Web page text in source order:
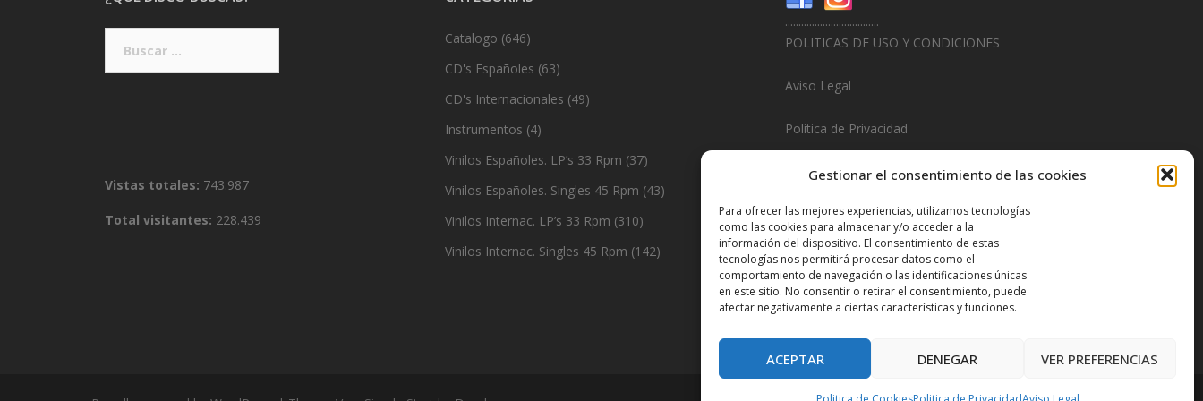
Gestionar el consentimiento de las cookies
Para ofrecer las mejores experiencias, utilizamos tecnologías
como las cookies para almacenar y/o acceder a la
información del dispositivo. El consentimiento de estas
tecnologías nos permitirá procesar datos como el
comportamiento de navegación o las identificaciones únicas
en este sitio. No consentir o retirar el consentimiento, puede
afectar negativamente a ciertas características y funciones.
ACEPTAR DENEGAR VER PREFERENCIAS
Vistas totales: 743.987
Total visitantes: 228.439
Catalogo (646)
CD's Españoles (63)
CD's Internacionales (49)
Instrumentos (4)
Vinilos Españoles. LP’s 33 Rpm (37)
Vinilos Españoles. Singles 45 Rpm (43)
Vinilos Internac. LP’s 33 Rpm (310)
Vinilos Internac. Singles 45 Rpm (142)
...................................
POLITICAS DE USO Y CONDICIONES
Aviso Legal
Politica de Privacidad
Politica de Cookies
Design & Promotions ByHitred.com